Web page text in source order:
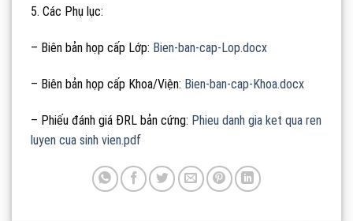
5. Các Phụ lục:
– Biên bản họp cấp Lớp: Bien-ban-cap-Lop.docx
– Biên bản họp cấp Khoa/Viện: Bien-ban-cap-Khoa.docx
– Phiếu đánh giá ĐRL bản cứng: Phieu danh gia ket qua ren
luyen cua sinh vien.pdf